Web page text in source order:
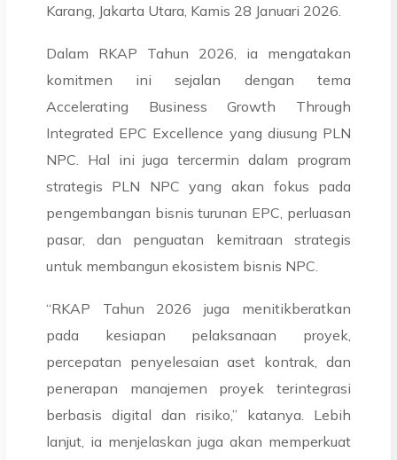
Karang, Jakarta Utara, Kamis 28 Januari 2026.
Dalam RKAP Tahun 2026, ia mengatakan
komitmen ini sejalan dengan tema
Accelerating Business Growth Through
Integrated EPC Excellence yang diusung PLN
NPC. Hal ini juga tercermin dalam program
strategis PLN NPC yang akan fokus pada
pengembangan bisnis turunan EPC, perluasan
pasar, dan penguatan kemitraan strategis
untuk membangun ekosistem bisnis NPC.
“RKAP Tahun 2026 juga menitikberatkan
pada kesiapan pelaksanaan proyek,
percepatan penyelesaian aset kontrak, dan
penerapan manajemen proyek terintegrasi
berbasis digital dan risiko,” katanya. Lebih
lanjut, ia menjelaskan juga akan memperkuat